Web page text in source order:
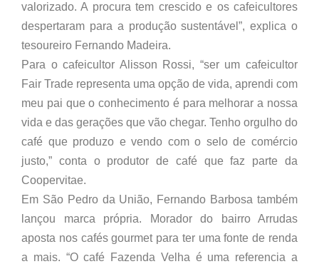
valorizado. A procura tem crescido e os cafeicultores
despertaram para a produção sustentável”, explica o
tesoureiro Fernando Madeira.
Para o cafeicultor Alisson Rossi, “ser um cafeicultor
Fair Trade representa uma opção de vida, aprendi com
meu pai que o conhecimento é para melhorar a nossa
vida e das gerações que vão chegar. Tenho orgulho do
café que produzo e vendo com o selo de comércio
justo,” conta o produtor de café que faz parte da
Coopervitae.
Em São Pedro da União, Fernando Barbosa também
lançou marca própria. Morador do bairro Arrudas
aposta nos cafés gourmet para ter uma fonte de renda
a mais. “O café Fazenda Velha é uma referencia a